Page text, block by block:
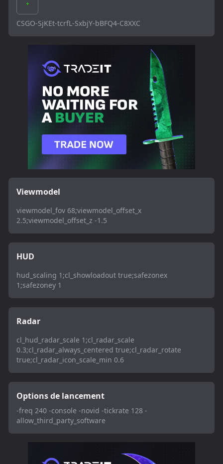
CSGO-SjKEt-tcrfL-SxbjY-bBFQ4-C8XXC
Viewmodel
viewmodel_fov 68;viewmodel_offset_x
2.5;viewmodel_offset_z -1.5
HUD
hud_scaling 1;cl_showloadout true;safezonex
1;safezoney 1
Radar
cl_hud_radar_scale 1;cl_radar_scale
0.3;cl_radar_always_centered true;cl_radar_rotate
true;cl_radar_icon_scale_min 0.6
Options de lancement
-freq 240 -console -novid -tickrate 128 -
allow_third_party_software